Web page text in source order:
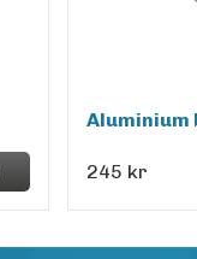
Aluminium
245 kr